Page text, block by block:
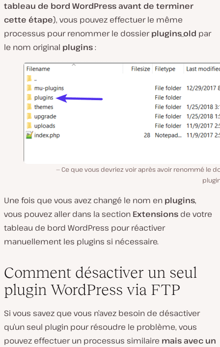
tableau de bord WordPress avant de terminer
cette étape), vous pouvez effectuer le même
processus pour renommer le dossierplugins_old par
le nom original plugins:
Ce que vous devriez voir après avoir renommé le
Une fois que vous avez changé le nom en plugins,
vous pouvez aller dans la section Extensions de votre
tableau de bord WordPress pour réactiver
manuellement les plugins si nécessaire.
Comment désactiver un seul
plugin WordPress via FTP
Si vous savez que vous n’avez besoin de désactiver
qu’un seul plugin pour résoudre le problème, vous
pouvez effectuer un processus similaire mais avec un